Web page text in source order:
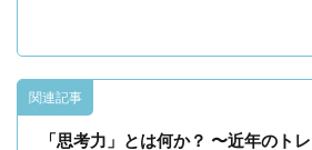
関連記事
「思考力」とは何か？ 〜近年のト